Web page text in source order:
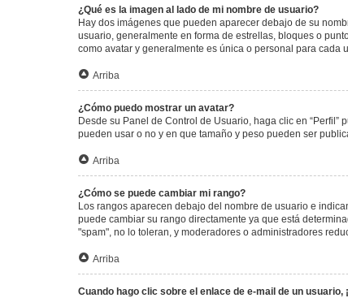
¿Qué es la imagen al lado de mi nombre de usuario?
Hay dos imágenes que pueden aparecer debajo de su
usuario, generalmente en forma de estrellas, bloques o
como avatar y generalmente es única o personal para cada
Arriba
¿Cómo puedo mostrar un avatar?
Desde su Panel de Control de Usuario, haga clic en
pueden usar o no y en que tamaño y peso pueden ser
Arriba
¿Cómo se puede cambiar mi rango?
Los rangos aparecen debajo del nombre de usuario e
puede cambiar su rango directamente ya que está
"spam", no lo toleran, y moderadores o administradores
Arriba
Cuando hago clic sobre el enlace de e-mail de un usuario,